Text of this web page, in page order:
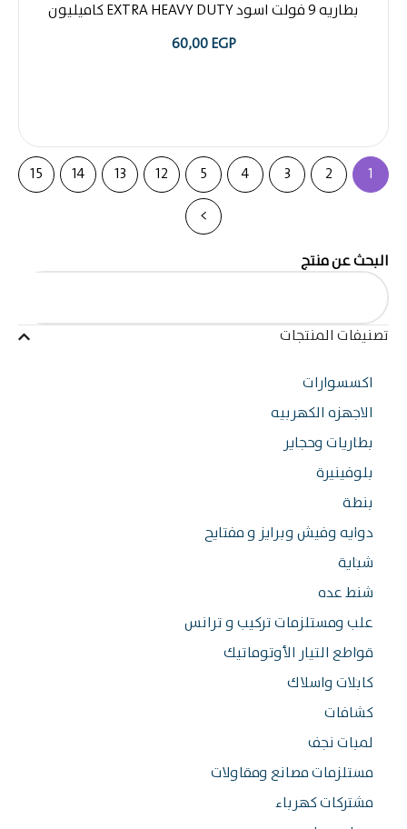
عن منتج
المنتجات
الكهربيه
وحجاير
وفيش وبرايز و مفتايح
عده
ومستلزمات تركيب و ترانس
التيار الأوتوماتيك
واسلاك
نجف
مصانع ومقاولات
كهرباء
60,00
2
3
4
5
12
13
14
15